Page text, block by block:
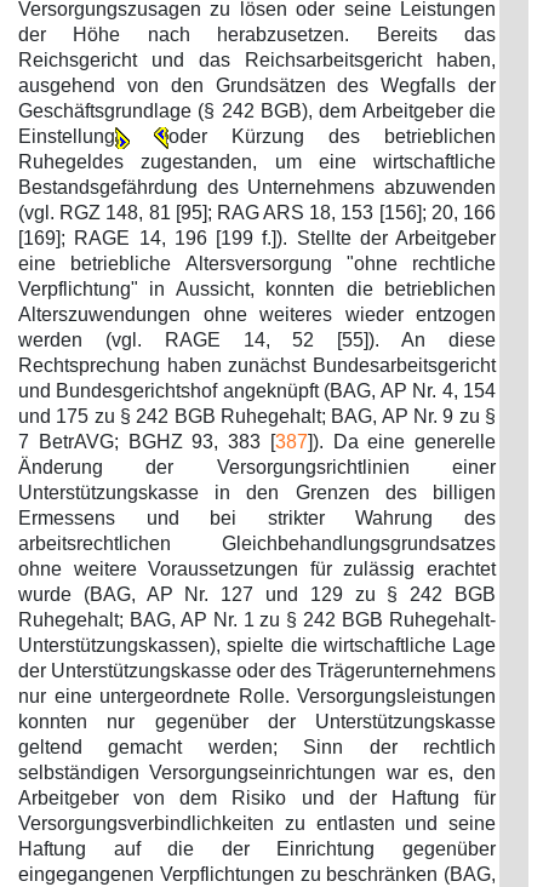
Versorgungszusagen zu lösen oder seine Leistungen
der Höhe nach herabzusetzen. Bereits das
Reichsgericht und das Reichsarbeitsgericht haben,
ausgehend von den Grundsätzen des Wegfalls der
Geschäftsgrundlage (§ 242 BGB), dem Arbeitgeber die
Einstellung
oder Kürzung des betrieblichen
Ruhegeldes zugestanden, um eine wirtschaftliche
Bestandsgefährdung des Unternehmens abzuwenden
(vgl. RGZ 148, 81 [95]; RAG ARS 18, 153 [156]; 20, 166
[169]; RAGE 14, 196 [199 f.]). Stellte der Arbeitgeber
eine betriebliche Altersversorgung "ohne rechtliche
Verpflichtung" in Aussicht, konnten die betrieblichen
Alterszuwendungen ohne weiteres wieder entzogen
werden (vgl. RAGE 14, 52 [55]). An diese
Rechtsprechung haben zunächst Bundesarbeitsgericht
und Bundesgerichtshof angeknüpft (BAG, AP Nr. 4, 154
und 175 zu § 242 BGB Ruhegehalt; BAG, AP Nr. 9 zu §
7 BetrAVG; BGHZ 93, 383 [387]). Da eine generelle
Änderung der Versorgungsrichtlinien einer
Unterstützungskasse in den Grenzen des billigen
Ermessens und bei strikter Wahrung des
arbeitsrechtlichen Gleichbehandlungsgrundsatzes
ohne weitere Voraussetzungen für zulässig erachtet
wurde (BAG, AP Nr. 127 und 129 zu § 242 BGB
Ruhegehalt; BAG, AP Nr. 1 zu § 242 BGB Ruhegehalt-
Unterstützungskassen), spielte die wirtschaftliche Lage
der Unterstützungskasse oder des Trägerunternehmens
nur eine untergeordnete Rolle. Versorgungsleistungen
konnten nur gegenüber der Unterstützungskasse
geltend gemacht werden; Sinn der rechtlich
selbständigen Versorgungseinrichtungen war es, den
Arbeitgeber von dem Risiko und der Haftung für
Versorgungsverbindlichkeiten zu entlasten und seine
Haftung auf die der Einrichtung gegenüber
eingegangenen Verpflichtungen zu beschränken (BAG,